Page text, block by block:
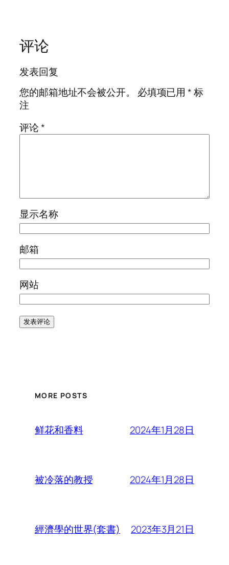
评论
发表回复
您的邮箱地址不会被公开。
必填项已用*标
注
评论*
显示名称
邮箱
网站
MORE POSTS
鲜花和香料 2024年1月28日
被冷落的教授 2024年1月28日
經濟學的世界(套書) 2023年3月21日